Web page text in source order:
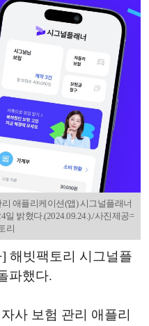
애플리케이션(앱) 시그널플래너
밝혔다.(2024.09.24.)./사진제공=
리
해빗팩토리 시그널플
파했다.
사 보험 관리 애플리